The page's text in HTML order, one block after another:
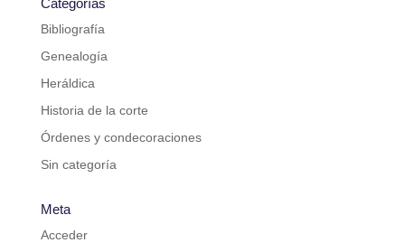
Bibliografía
Genealogía
Heráldica
Historia de la corte
Órdenes y condecoraciones
Sin categoría
Meta
Acceder